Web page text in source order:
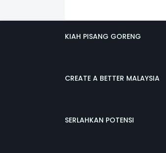
KIAH PISANG GORENG
CREATE A BETTER MALAYSIA
SERLAHKAN POTENSI